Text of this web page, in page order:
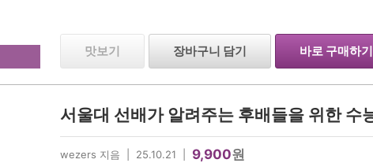
맛보기 장바구니 담기 바로 구매하기
wezers 지음 | 25.10.21 | 9,900원